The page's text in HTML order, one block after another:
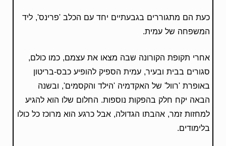
כעת הם מתגוררים בגבעתיים יחד עם הכלב 'פרינס', ליד
המשפחה של עמית.
אחרי תקופת הקורונה שבה מצאו את עצמם, כמו כולם,
סגורים בבית ובעיר, עמית הספיק להופיע כבס-בריטון
באופרת 'רוול' של האקדמיה 'הילד והקסמים', ובשנה
הבאה יקח חלק בהפקות נוספות. החלום שלו הוא להגיע
למחזות זמר, אהבתו הגדולה, אבל כרגע הוא מרוכז כל כולו
בלימודים.